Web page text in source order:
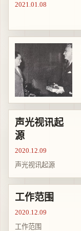
2021.01.08
声光视讯起
源
2020.12.09
声光视讯起源
工作范围
2020.12.09
工作范围